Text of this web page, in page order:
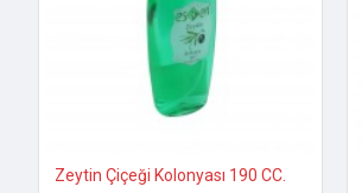
Zeytin Çiçeği Kolonyası 190 CC.